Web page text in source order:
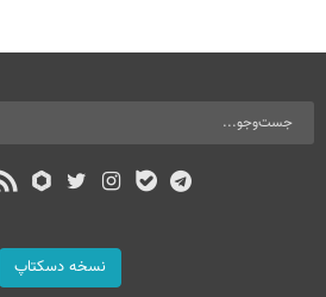
نسخه دسکتاپ